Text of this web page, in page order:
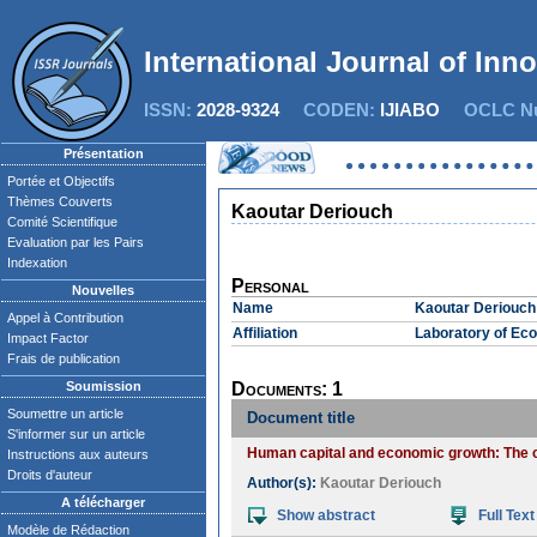
International Journal of
ISSN: 2028-9324CODEN: IJIABO OCLC
Présentation
Portée et Objectifs
Thèmes Couverts
Comité Scientifique
Evaluation par les Pairs
Indexation
Nouvelles
Appel à Contribution
Impact Factor
Frais de publication
Soumission
Soumettre un article
S'informer sur un article
Instructions aux auteurs
Droits d'auteur
A télécharger
Modèle de Rédaction
Kaoutar Deriouch
Personal
Name
Kaoutar Deriouch
Affiliation
Laboratory of
Documents: 1
Document title
Human capital and economic growth: The
Author(s): Kaoutar Deriouch
Show abstract
Full Text